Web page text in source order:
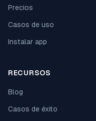
Precios
Casos de uso
Instalar app
RECURSOS
Blog
Casos de éxito